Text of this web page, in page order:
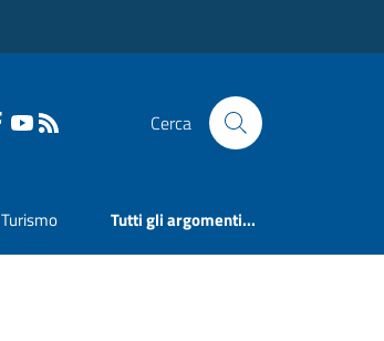
Cerca
Turismo Tutti gli argomenti...